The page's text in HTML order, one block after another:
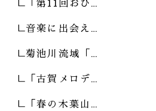
「第11回おひ…
音楽に出会え…
菊池川流域「…
「古賀メロデ…
「春の木葉山…